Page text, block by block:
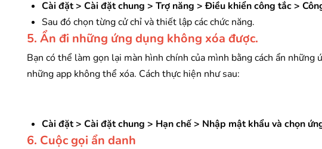
Cài đặt > Cài đặt chung > Trợ năng > Điều khiển công tắc >
Sau đó chọn từng cử chỉ và thiết lập các chức năng.
5. Ẩn đi những ứng dụng không xóa được.
Bạn có thể làm gọn lại màn hình chính của mình bằng cách ẩn
những app không thể xóa. Cách thực hiện như sau:
Cài đặt > Cài đặt chung > Hạn chế > Nhập mật khẩu và chọn
6. Cuộc gọi ẩn danh